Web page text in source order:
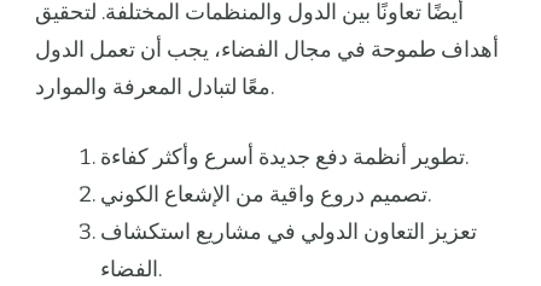
أيضًا تعاونًا بين الدول والمنظمات المختلفة. لتحقيق
أهداف طموحة في مجال الفضاء، يجب أن تعمل الدول
معًا لتبادل المعرفة والموارد.
تطوير أنظمة دفع جديدة أسرع وأكثر كفاءة.
تصميم دروع واقية من الإشعاع الكوني.
تعزيز التعاون الدولي في مشاريع استكشاف
الفضاء.